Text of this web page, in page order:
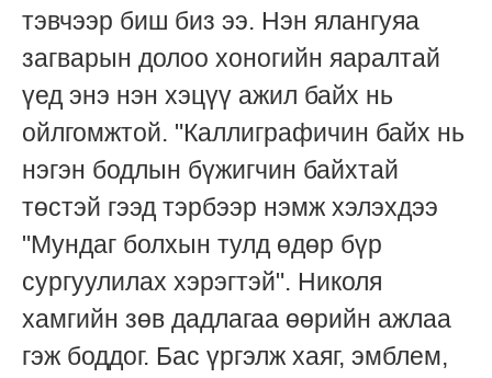
тэвчээр биш биз ээ. Нэн ялангуяа
загварын долоо хоногийн яаралтай
үед энэ нэн хэцүү ажил байх нь
ойлгомжтой. "Каллиграфичин байх нь
нэгэн бодлын бүжигчин байхтай
төстэй гээд тэрбээр нэмж хэлэхдээ
"Мундаг болхын тулд өдөр бүр
сургуулилах хэрэгтэй". Николя
хамгийн зөв дадлагаа өөрийн ажлаа
гэж боддог. Бас үргэлж хаяг, эмблем,